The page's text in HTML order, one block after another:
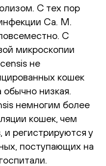
С тех пор
Ca. M.
С
микроскопии
не
кошек
обычно низкая.
немногим более
кошек, чем
регистрируются у
поступающих на